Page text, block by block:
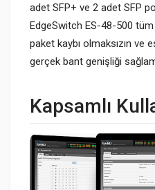
adet SFP+ ve 2 adet SFP
EdgeSwitch ES-48-500
paket kaybı olmaksızın ve
gerçek bant genişliği
Kapsamlı